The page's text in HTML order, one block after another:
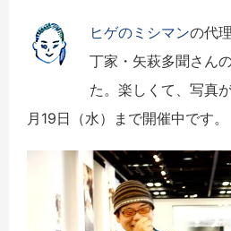
ヒゲのミシマンの代
丁家・矢萩多聞さん
た。楽しくて、写真
月19日（水）まで開催中です。